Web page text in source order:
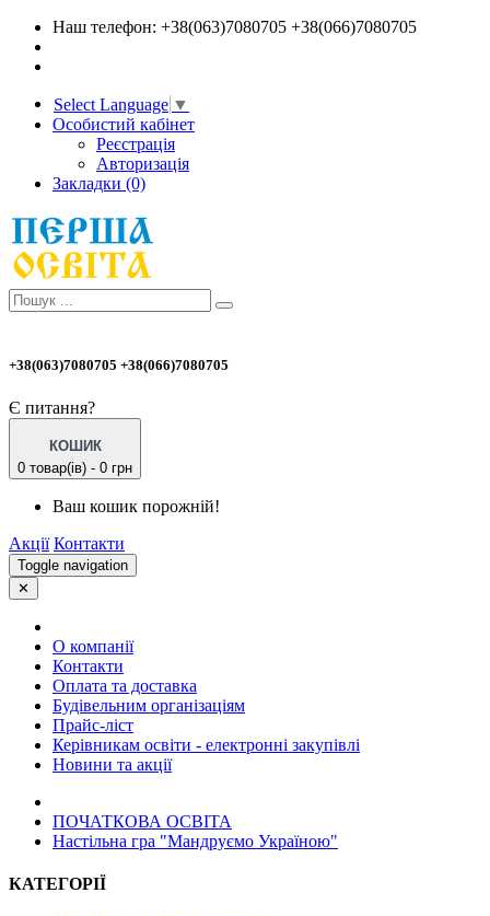
Наш телефон: +38(063)7080705 +38(066)7080705
Select Language ▼
Особистий кабінет
Реєстрація
Авторизація
Закладки (0)
+38(063)7080705 +38(066)7080705
Є питання?
КОШИК
0 товар(ів) - 0 грн
Ваш кошик порожній!
Акції Контакти
Toggle navigation
✕
О компанії
Контакти
Оплата та доставка
Будівельним організаціям
Прайс-ліст
Керівникам освіти - електронні закупівлі
Новини та акції
ПОЧАТКОВА ОСВIТА
Настільна гра "Мандруємо Україною"
КАТЕГОРІЇ